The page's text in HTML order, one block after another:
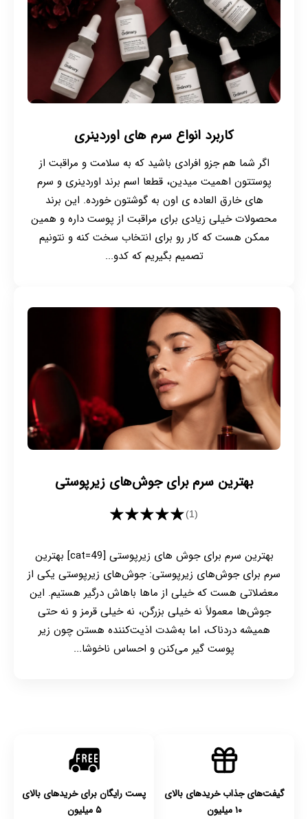
کاربرد انواع سرم های اوردینری
اگر شما هم جزو افرادی باشید که به سلامت و مراقبت از
پوستتون اهمیت میدین، قطعا اسم برند اوردینری و سرم
های خارق العاده ی اون به گوشتون خورده. این برند
محصولات خیلی زیادی برای مراقبت از پوست داره و همین
ممکن هست که کار رو برای انتخاب سخت کنه و نتونیم
تصمیم بگیریم که کدو...
بهترین سرم برای جوش‌های زیرپوستی
★★★★★(1)
بهترین سرم برای جوش های زیرپوستی [cat=49] بهترین
سرم برای جوش‌های زیرپوستی: جوش‌های زیرپوستی یکی از
معضلاتی هست که خیلی از ماها باهاش درگیر هستیم. این
جوش‌ها معمولاً نه خیلی بزرگن، نه خیلی قرمز و نه حتی
همیشه دردناک، اما به‌شدت اذیت‌کننده هستن چون زیر
پوست گیر می‌کنن و احساس ناخوشا...
گیفت‌های جذاب خریدهای بالای
۱۰ میلیون
پست رایگان برای خریدهای بالای
۵ میلیون